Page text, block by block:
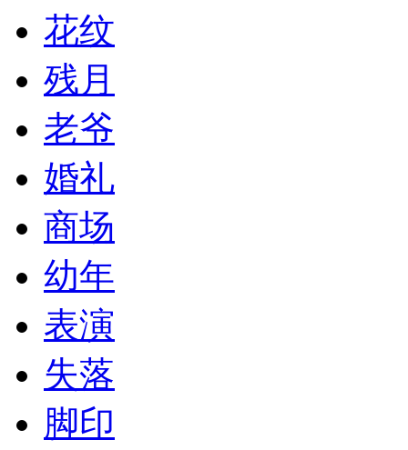
花纹
残月
老爷
婚礼
商场
幼年
表演
失落
脚印